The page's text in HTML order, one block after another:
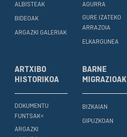
ALBISTEAK
BIDEOAK
ARGAZKI GALERIAK
AGURRA
GURE IZATEKO
ARRAZOIA
ELKARGUNEA
ARTXIBO
HISTORIKOA
DOKUMENTU
FUNTSAK<
ARGAZKI
BARNE
MIGRAZIOAK
BIZKAIAN
GIPUZKOAN